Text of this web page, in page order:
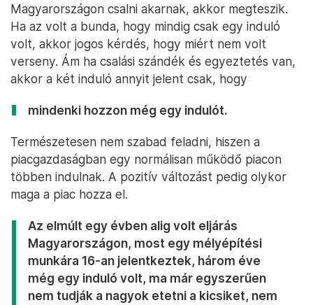
Magyarországon csalni akarnak, akkor megteszik.
Ha az volt a bunda, hogy mindig csak egy induló
volt, akkor jogos kérdés, hogy miért nem volt
verseny. Ám ha csalási szándék és egyeztetés van,
akkor a két induló annyit jelent csak, hogy
mindenki hozzon még egy indulót.
Természetesen nem szabad feladni, hiszen a
piacgazdaságban egy normálisan működő piacon
többen indulnak. A pozitív változást pedig olykor
maga a piac hozza el.
Az elmúlt egy évben alig volt eljárás
Magyarországon, most egy mélyépítési
munkára 16-an jelentkeztek, három éve
még egy induló volt, ma már egyszerűen
nem tudják a nagyok etetni a kicsiket, nem